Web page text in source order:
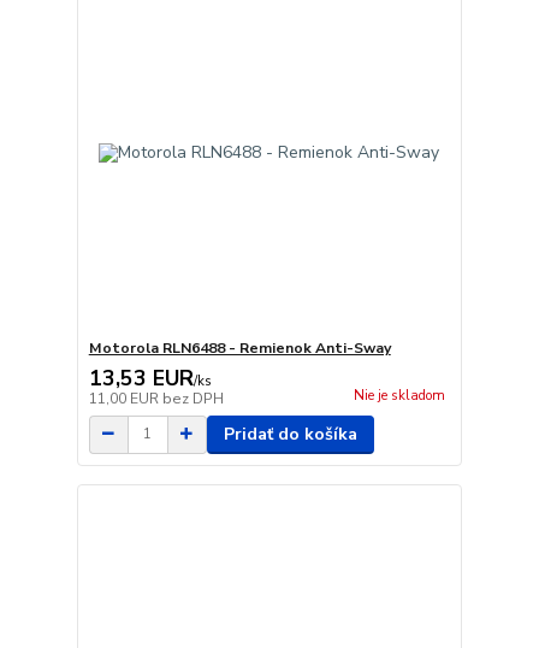
Motorola RLN6488 - Remienok Anti-Sway
13,53 EUR/ks
11,00 EUR bez DPH Nie je skladom
Pridať do košíka